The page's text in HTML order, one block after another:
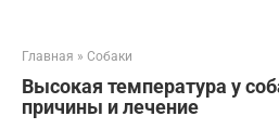
Главная » Собаки
Высокая температура у
причины и лечение